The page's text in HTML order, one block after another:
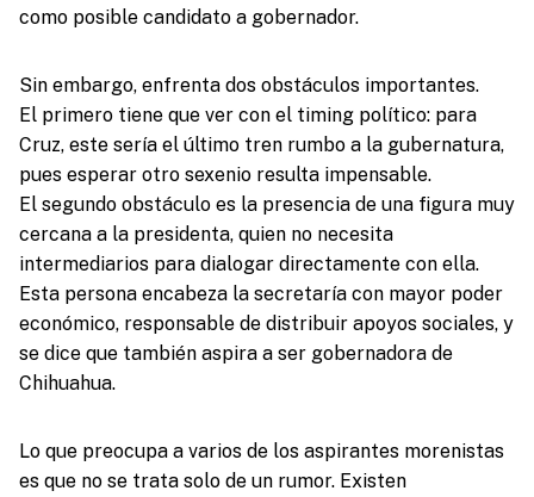
como posible candidato a gobernador.
Sin embargo, enfrenta dos obstáculos importantes.
El primero tiene que ver con el timing político: para
Cruz, este sería el último tren rumbo a la gubernatura,
pues esperar otro sexenio resulta impensable.
El segundo obstáculo es la presencia de una figura muy
cercana a la presidenta, quien no necesita
intermediarios para dialogar directamente con ella.
Esta persona encabeza la secretaría con mayor poder
económico, responsable de distribuir apoyos sociales, y
se dice que también aspira a ser gobernadora de
Chihuahua.
Lo que preocupa a varios de los aspirantes morenistas
es que no se trata solo de un rumor. Existen